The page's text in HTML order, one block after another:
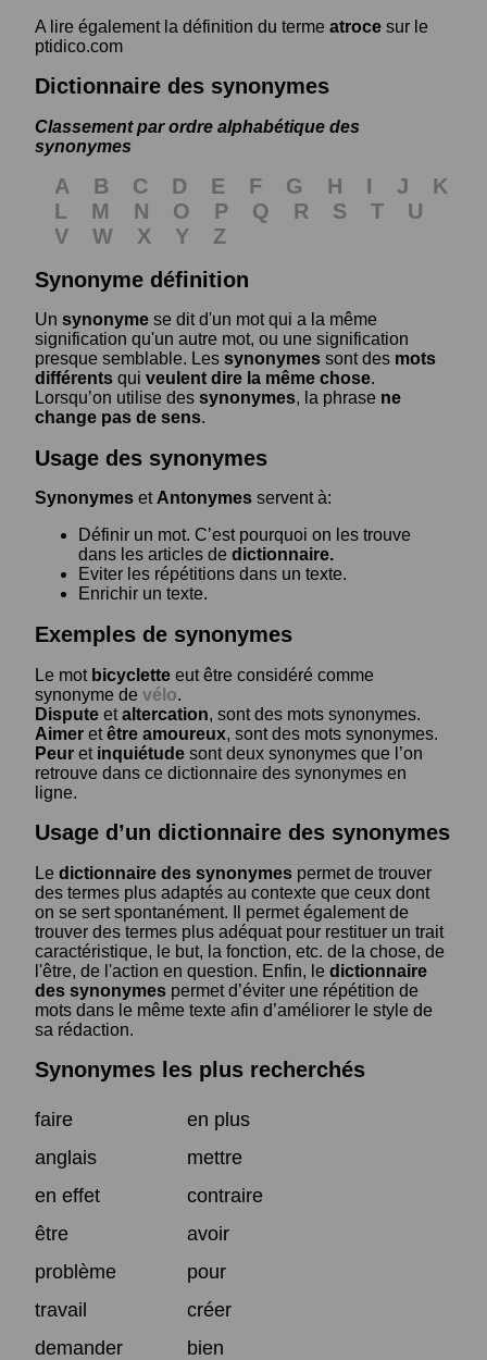
A lire également la définition du terme atroce sur le
ptidico.com
Dictionnaire des synonymes
Classement par ordre alphabétique des
synonymes
A B C D E F G H I J
K
L
M N O P Q R S T
U
V
W X Y
Z
Synonyme définition
Un synonyme se dit d'un mot qui a la même
signification qu'un autre mot, ou une signification
presque semblable. Les synonymes sont des mots
différents qui veulent dire la même chose.
Lorsqu’on utilise des synonymes, la phrase ne
change pas de sens.
Usage des synonymes
Synonymes etAntonymes servent à:
Définir un mot. C’est pourquoi on les trouve
dans les articles de dictionnaire.
Eviter les répétitions dans un texte.
Enrichir un texte.
Exemples de synonymes
Le mot bicyclette eut être considéré comme
synonyme de vélo.
Dispute etaltercation, sont des mots synonymes.
Aimer etêtre amoureux, sont des mots synonymes.
Peur et inquiétude sont deux synonymes que l’on
retrouve dans ce dictionnaire des synonymes en
ligne.
Usage d’un dictionnaire des synonymes
Le dictionnaire des synonymes permet de trouver
des termes plus adaptés au contexte que ceux dont
on se sert spontanément. Il permet également de
trouver des termes plus adéquat pour restituer un trait
caractéristique, le but, la fonction, etc. de la chose, de
l'être, de l'action en question. Enfin, le dictionnaire
des synonymes permet d’éviter une répétition de
mots dans le même texte afin d’améliorer le style de
sa rédaction.
Synonymes les plus recherchés
faire
en plus
anglais
mettre
en effet
contraire
être
avoir
problème
pour
travail
créer
demander
bien